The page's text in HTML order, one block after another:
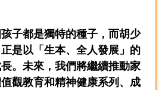
子都是獨特的種子，而胡少
是以「生本、全人發展」的
。未來，我們將繼續推動家
觀教育和精神健康系列、成